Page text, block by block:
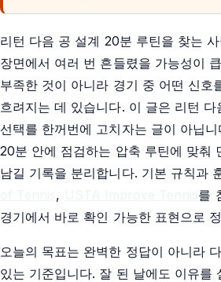
리턴 다음 공 설계 20분 루틴을 찾는
장면에서 여러 번 흔들렸을 가능성이
부족한 것이 아니라 경기 중 어떤 신호
흐려지는 데 있습니다. 이 글은 리턴
선택를 한꺼번에 고치자는 글이 아닙
20분 안에 점검하는 압축 루틴에 맞춰
남길 기록을 분리합니다. 기본 규칙과
,
를
경기에서 바로 확인 가능한 표현으로
오늘의 목표는 완벽한 정답이 아니라
있는 기준입니다. 잘 된 날에도 이유를